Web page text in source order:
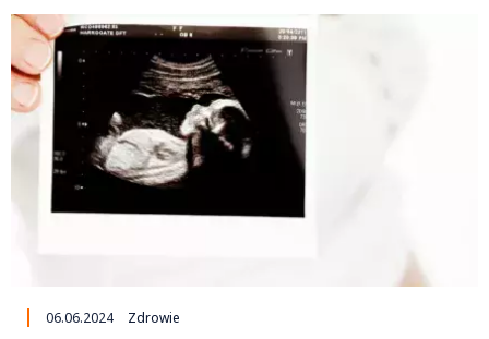
06.06.2024 Zdrowie